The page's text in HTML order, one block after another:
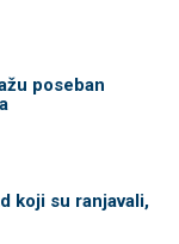
poseban
koji su ranjavali,